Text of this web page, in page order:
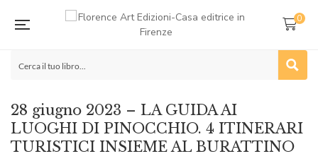
0
28 giugno 2023 – LA GUIDA AI
LUOGHI DI PINOCCHIO. 4 ITINERARI
TURISTICI INSIEME AL BURATTINO